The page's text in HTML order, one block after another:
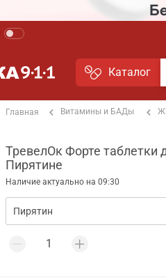
Каталог
Главная Витамины и БАДы
ТревелОк Форте таблетки
Пирятине
Наличие актуально на 09:30